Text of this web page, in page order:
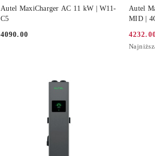
Autel MaxiCharger AC 11 kW | W11-
C5
Cena:
4090.00
DO KOSZYKA
Autel
MID |
Cena